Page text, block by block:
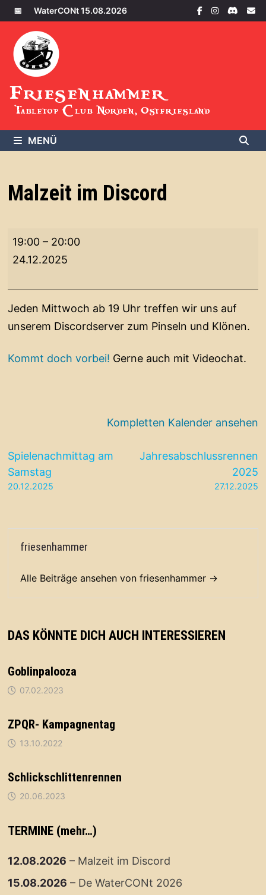
Zum
Inhalt
springen
📅 WaterCONt 15.08.2026
Friesenhammer
Tabletop Club Norden, Ostfriesland
MENÜ
Malzeit im Discord
Malzeit
im
19:00 – 20:00
24.12.2025
Jeden Mittwoch ab 19 Uhr treffen wir uns auf
unserem Discordserver zum Pinseln und Klönen.
Kommt doch vorbei! Gerne auch mit Videochat.
Kompletten Kalender ansehen
Beitragsnavigation
Spielenachmittag am
Samstag
20.12.2025
Jahresabschlussrennen
2025
27.12.2025
friesenhammer
Alle Beiträge ansehen von friesenhammer →
DAS KÖNNTE DICH AUCH INTERESSIEREN
Goblinpalooza
07.02.2023
ZPQR- Kampagnentag
13.10.2022
Schlickschlittenrennen
20.06.2023
TERMINE (mehr…)
12.08.2026 – Malzeit im Discord
15.08.2026 – De WaterCONt 2026